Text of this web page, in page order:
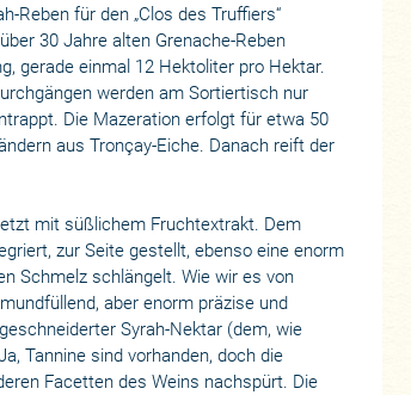
Reben für den „Clos des Truffiers“
30 Jahre alten Grenache-Reben
gerade einmal 12 Hektoliter pro Hektar.
werden am Sortiertisch nur
Die Mazeration erfolgt für etwa 50
aus Tronçay-Eiche. Danach reift der
mit süßlichem Fruchtextrakt. Dem
zur Seite gestellt, ebenso eine enorm
Schmelz schlängelt. Wie wir es von
aber enorm präzise und
Syrah-Nektar (dem, wie
Tannine sind vorhanden, doch die
Facetten des Weins nachspürt. Die